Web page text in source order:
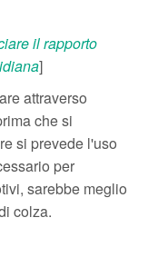
il rapporto
]
attraverso
che si
si prevede l'uso
per
sarebbe meglio
colza.